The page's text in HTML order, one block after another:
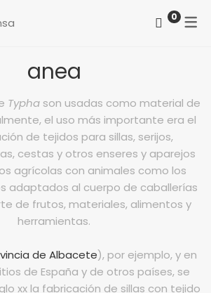
0
anea
Typhason usadas como material de
el uso más importante era el
de tejidos para sillas, serijos,
cestas y otros enseres y aparejos
agrícolas con animales como los
adaptados al cuerpo de caballerías
de frutos, materiales, alimentos y
herramientas.
de Albacete), por ejemplo, y en
de España y de otros países, se
xx la fabricación de sillas con tejido